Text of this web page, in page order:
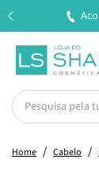
Home Cabelo